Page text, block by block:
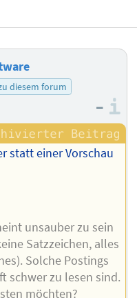
diesem forum
–
statt einer Vorschau
unsauber zu sein
Satzzeichen, alles
Solche Postings
schwer zu lesen sind.
möchten?